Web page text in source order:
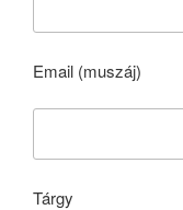
Email (muszáj)
Tárgy